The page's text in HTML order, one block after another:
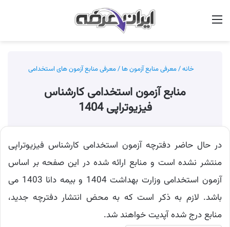
خانه/معرفی منابع آزمون ها /معرفی منابع آزمون های استخدامی
منابع آزمون استخدامی کارشناس
فیزیوتراپی 1404
در حال حاضر دفترچه آزمون استخدامی کارشناس فیزیوتراپی
منتشر نشده است و منابع ارائه شده در این صفحه بر اساس
آزمون استخدامی وزارت بهداشت 1404 و بیمه دانا 1403 می
باشد. لازم به ذکر است که به محض انتشار دفترچه جدید،
منابع درج شده آپدیت خواهند شد.